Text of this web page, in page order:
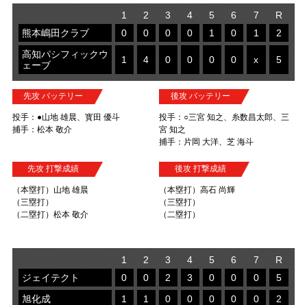
1 2 3 4 5 6 7
R
熊本嶋田クラブ
0 0 0 0 1 0 1
2
高知パシフィックウ
ェーブ
1 4 0 0 0 0 x 5
先攻 バッテリー
投手：●山地 雄晨、寳田 優斗
捕手：松本 敬介
後攻 バッテリー
投手：○三宮 知之、糸数昌太郎、三
宮 知之
捕手：片岡 大洋、芝 海斗
先攻 打撃成績
（本塁打）山地 雄晨
（三塁打）
（二塁打）松本 敬介
後攻 打撃成績
（本塁打）高石 尚輝
（三塁打）
（二塁打）
1 2 3 4 5 6 7
R
ジェイテクト
0 0 2 3 0 0 0
5
旭化成
1 1 0 0 0 0 0 2